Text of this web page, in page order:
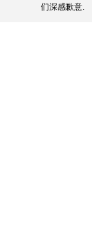
们深感歉意.